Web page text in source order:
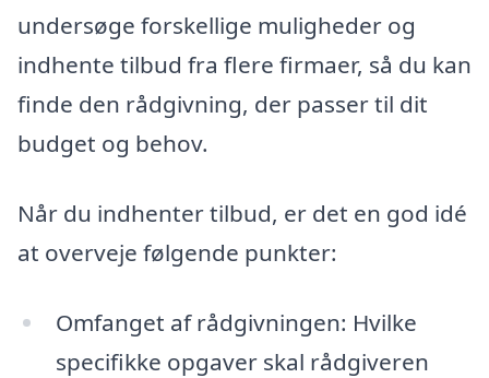
undersøge forskellige muligheder og
indhente tilbud fra flere firmaer, så du kan
finde den rådgivning, der passer til dit
budget og behov.
Når du indhenter tilbud, er det en god idé
at overveje følgende punkter:
Omfanget af rådgivningen: Hvilke
specifikke opgaver skal rådgiveren